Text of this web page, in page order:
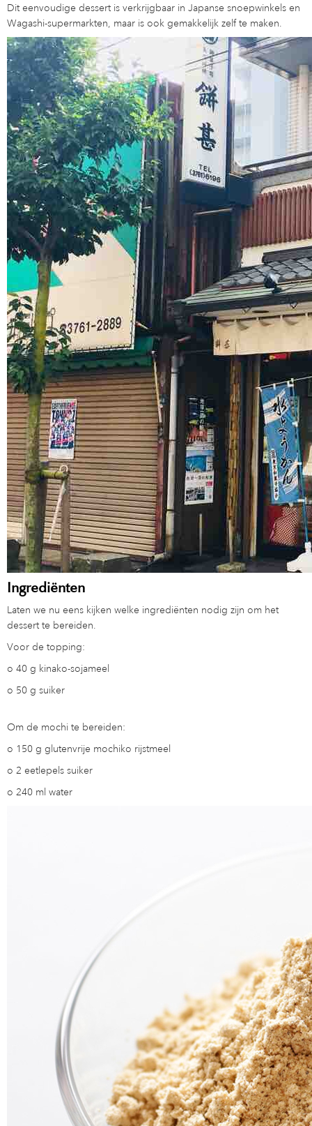
Dit eenvoudige dessert is verkrijgbaar in Japanse snoepwinkels en
Wagashi-supermarkten, maar is ook gemakkelijk zelf te maken.
Ingrediënten
Laten we nu eens kijken welke ingrediënten nodig zijn om het
dessert te bereiden.
Voor de topping:
o 40 g kinako-sojameel
o 50 g suiker
Om de mochi te bereiden:
o 150 g glutenvrije mochiko rijstmeel
o 2 eetlepels suiker
o 240 ml water